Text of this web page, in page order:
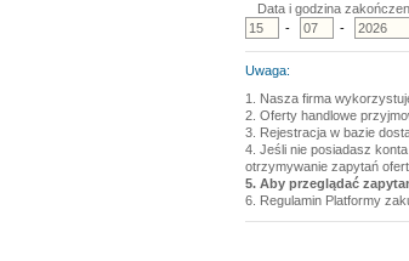
Data i godzina
-
-
Uwaga:
1. Nasza firma
2. Oferty handlowe
3. Rejestracja w bazie
4. Jeśli nie posiadasz
otrzymywanie zapytań
5. Aby przeglądać
6. Regulamin Platformy